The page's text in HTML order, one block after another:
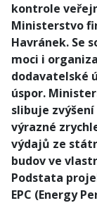
kontrole
Ministerstvo
Havránek. Se
moci i
dodavatelské
úspor.
slibuje
výrazné
výdajů ze
budov ve
Podstata
EPC (Energy